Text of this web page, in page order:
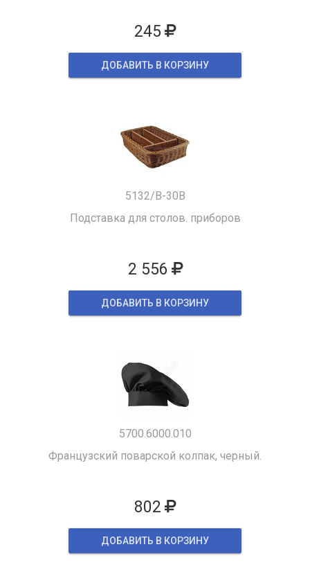
245
ДОБАВИТЬ В КОРЗИНУ
5132/B-30B
Подставка для столов. приборов
2 556
ДОБАВИТЬ В КОРЗИНУ
5700.6000.010
Французский поварской колпак, черный.
802
ДОБАВИТЬ В КОРЗИНУ